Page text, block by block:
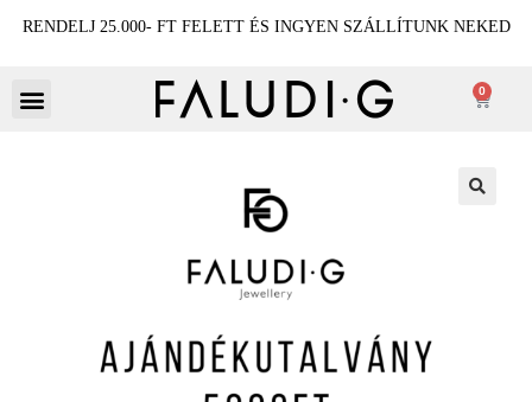
RENDELJ 25.000- FT FELETT ÉS INGYEN SZÁLLÍTUNK NEKED
0